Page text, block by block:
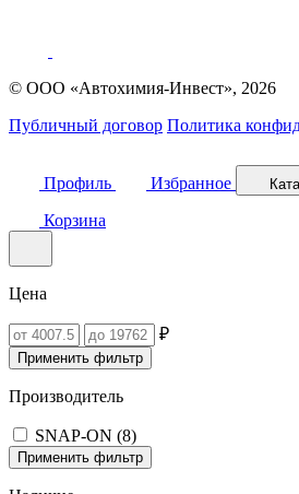
© ООО «Автохимия-Инвест», 2026
Публичный договор Политика
Профиль Избранное
Корзина
Цена
₽
Применить фильтр
Производитель
SNAP-ON (8)
Применить фильтр